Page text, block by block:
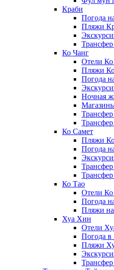
Краби
Погода
Пляжи
Ко Чанг
Отели Ко
Пляжи
Погода
Ночная
Ко Самет
Пляжи
Погода
Ко Тао
Отели
Погода
Пляжи
Хуа Хин
Отели
Погода
Пляжи